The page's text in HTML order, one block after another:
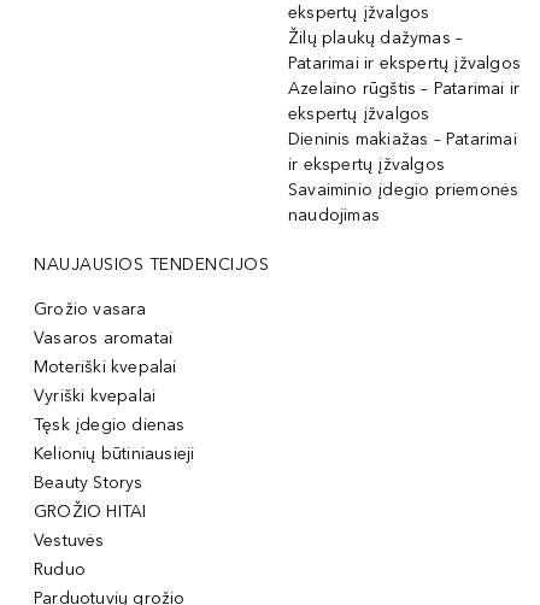
ekspertų įžvalgos
Žilų plaukų dažymas –
Patarimai ir ekspertų įžvalgos
Azelaino rūgštis – Patarimai ir
ekspertų įžvalgos
Dieninis makiažas – Patarimai
ir ekspertų įžvalgos
Savaiminio įdegio priemonės
naudojimas
NAUJAUSIOS TENDENCIJOS
Grožio vasara
Vasaros aromatai
Moteriški kvepalai
Vyriški kvepalai
Tęsk įdegio dienas
Kelionių būtiniausieji
Beauty Storys
GROŽIO HITAI
Vestuvės
Ruduo
Parduotuvių grožio